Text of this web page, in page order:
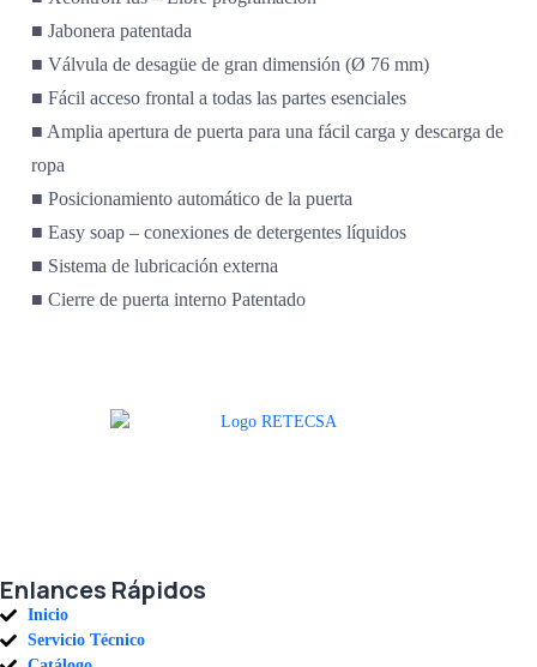
■ Jabonera patentada
■ Válvula de desagüe de gran dimensión (Ø 76 mm)
■ Fácil acceso frontal a todas las partes esenciales
■ Amplia apertura de puerta para una fácil carga y descarga de
ropa
■ Posicionamiento automático de la puerta
■ Easy soap – conexiones de detergentes líquidos
■ Sistema de lubricación externa
■ Cierre de puerta interno Patentado
Enlances Rápidos
Inicio
Servicio Técnico